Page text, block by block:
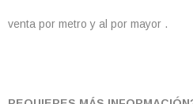
venta por metro y al por mayor .